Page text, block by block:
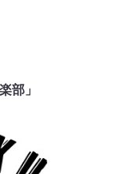
部」